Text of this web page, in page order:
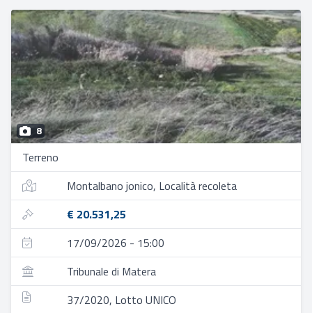
8
Terreno
Montalbano jonico, Località recoleta
€ 20.531,25
17/09/2026 - 15:00
Tribunale di Matera
37/2020, Lotto UNICO